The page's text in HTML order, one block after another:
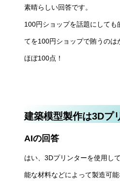
素晴らしい回答です。
100円ショップを話題にして
てを100円ショップで賄うの
ほぼ100点！
建築模型製作は3Dプ
AIの回答
はい、3Dプリンターを使用し
能な材料などによって製造可